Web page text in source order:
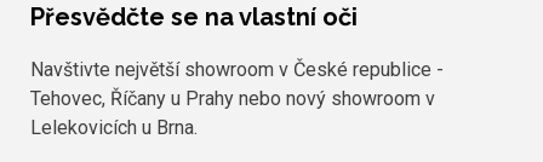
Přesvědčte se na vlastní oči
Navštivte největší showroom v České republice -
Tehovec, Říčany u Prahy nebo nový showroom v
Lelekovicích u Brna.